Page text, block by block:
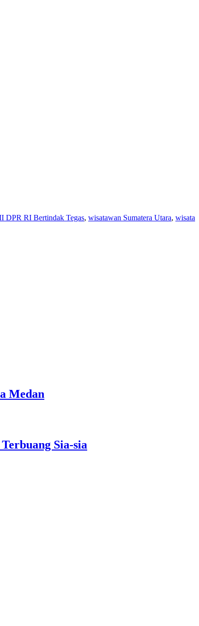
DPR RI Bertindak Tegas, wisatawan Sumatera Utara, wisata
Medan
Sia-sia